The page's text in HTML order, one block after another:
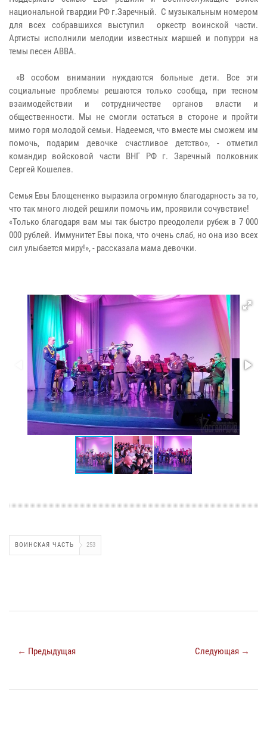
национальной гвардии РФ г.Заречный. С музыкальным номером
для всех собравшихся выступил оркестр воинской части.
Артисты исполнили мелодии известных маршей и попурри на
темы песен ABBA.
«В особом внимании нуждаются больные дети. Все эти
социальные проблемы решаются только сообща, при тесном
взаимодействии и сотрудничестве органов власти и
общественности. Мы не смогли остаться в стороне и пройти
мимо горя молодой семьи. Надеемся, что вместе мы сможем им
помочь, подарим девочке счастливое детство», - отметил
командир войсковой части ВНГ РФ г. Заречный полковник
Сергей Кошелев.
Семья Евы Блощененко выразила огромную благодарность за то,
что так много людей решили помочь им, проявили сочувствие!
«Только благодаря вам мы так быстро преодолели рубеж в 7 000
000 рублей. Иммунитет Евы пока, что очень слаб, но она изо всех
сил улыбается миру!», - рассказала мама девочки.
ВОИНСКАЯ ЧАСТЬ 253
← Предыдущая Следующая →